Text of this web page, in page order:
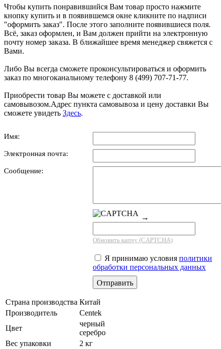
Чтобы купить понравившийся Вам товар просто нажмите
кнопку купить и в появившемся окне кликните по надписи
"оформить заказ". После этого заполните появившиеся поля.
Всё, заказ оформлен, и Вам должен прийти на электронную
почту номер заказа. В ближайшее время менеджер свяжется с
Вами.
Либо Вы всегда сможете проконсультироваться и оформить
заказ по многоканальному телефону 8 (499) 707-71-77.
Приобрести товар Вы можете с доставкой или
самовывозом.Адрес пункта самовывоза и цену доставки Вы
сможете увидеть Здесь.
Имя:
Электронная почта:
Сообщение:
→
Обновить капчу (CAPTCHA)
Я принимаю условия политики
обработки персональных данных
Страна производства Китай
Производитель
Centek
Цвет
черный
серебро
Вес упаковки
2 кг